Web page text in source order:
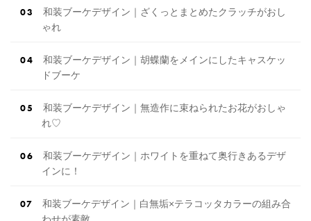
和装ブーケデザイン｜ざくっとまとめたクラッチがおし
ゃれ
和装ブーケデザイン｜胡蝶蘭をメインにしたキャスケッ
ドブーケ
和装ブーケデザイン｜無造作に束ねられたお花がおしゃ
れ♡
和装ブーケデザイン｜ホワイトを重ねて奥行きあるデザ
インに！
和装ブーケデザイン｜白無垢×テラコッタカラーの組み合